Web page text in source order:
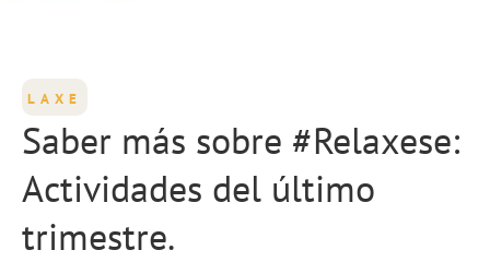
LAXE
Saber más sobre #Relaxese:
Actividades del último
trimestre.